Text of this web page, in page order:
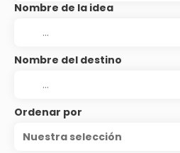
Nombre de la idea
Nombre del destino
Ordenar por
Nuestra selección